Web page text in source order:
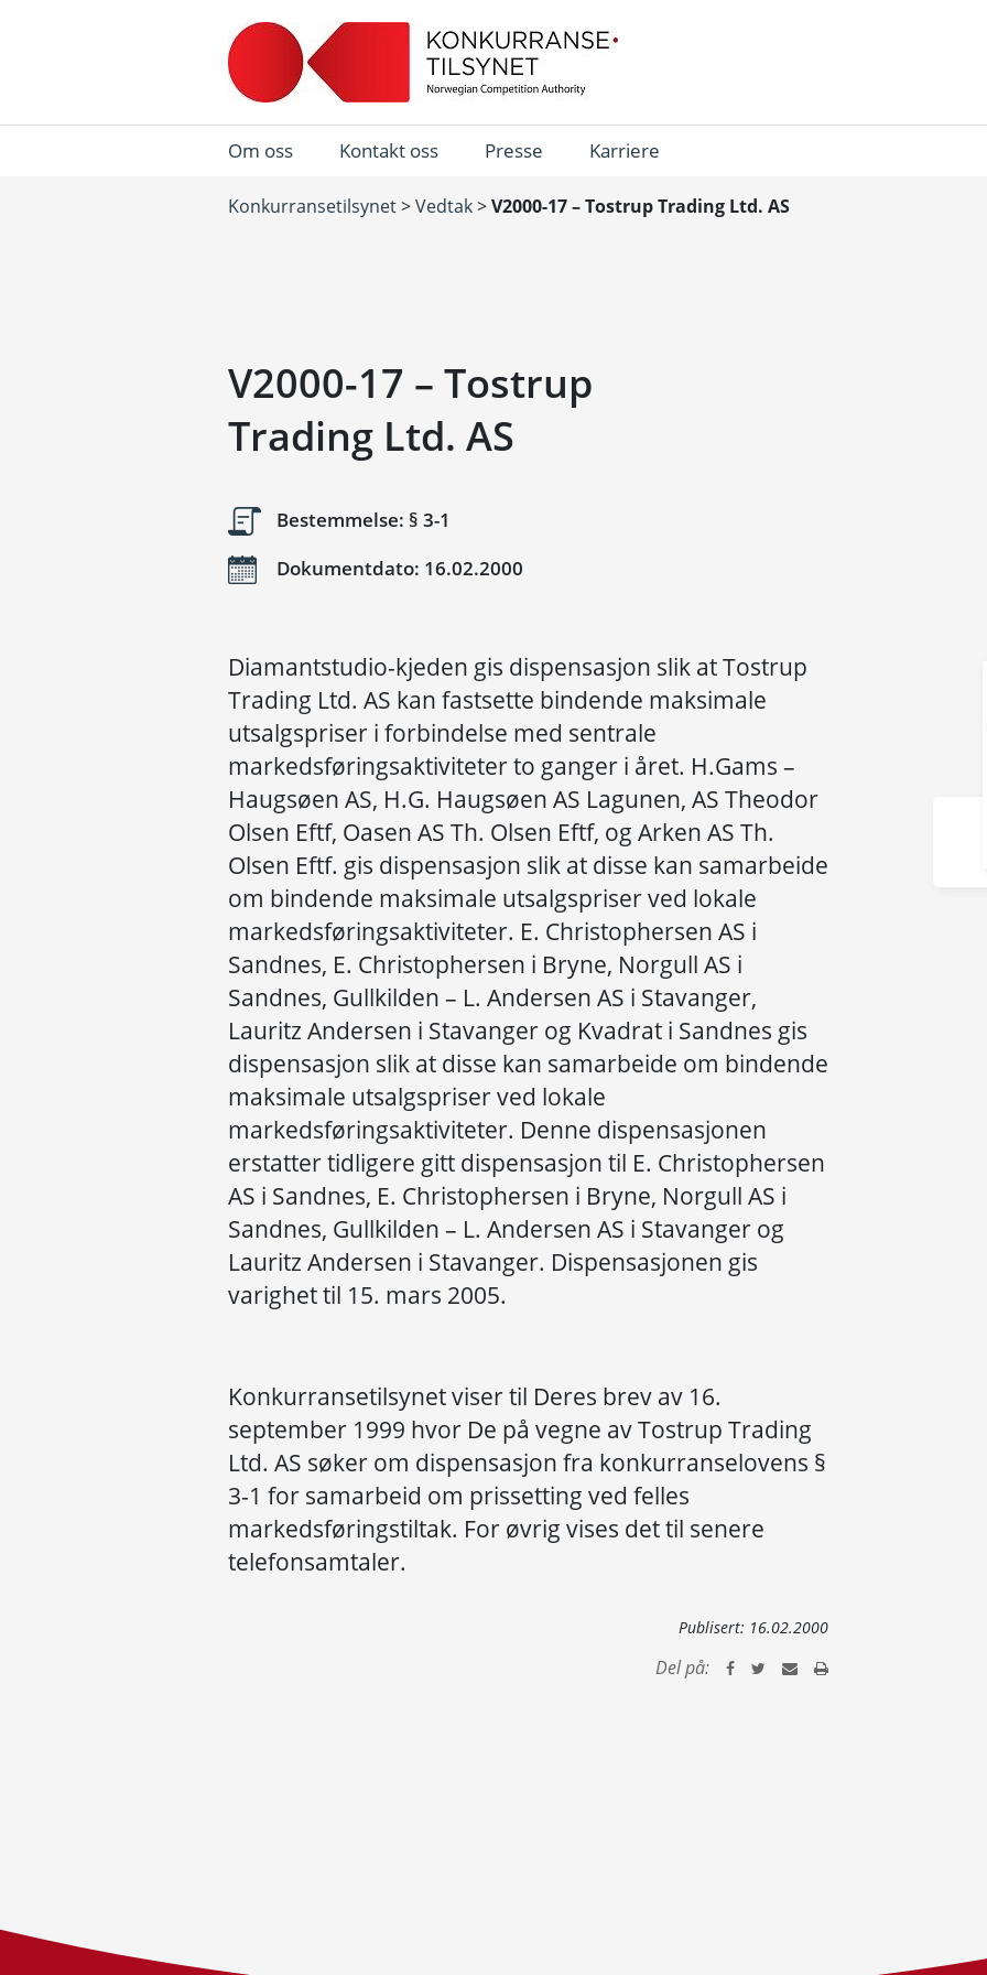
Om oss Kontakt oss Presse Karriere
Konkurransetilsynet>Vedtak>V2000-17 – Tostrup Trading Ltd. AS
V2000-17 – Tostrup
Trading Ltd. AS
Bestemmelse: § 3-1
Dokumentdato: 16.02.2000
Diamantstudio-kjeden gis dispensasjon slik at Tostrup
Trading Ltd. AS kan fastsette bindende maksimale
utsalgspriser i forbindelse med sentrale
markedsføringsaktiviteter to ganger i året. H.Gams –
Haugsøen AS, H.G. Haugsøen AS Lagunen, AS Theodor
Olsen Eftf, Oasen AS Th. Olsen Eftf, og Arken AS Th.
Olsen Eftf. gis dispensasjon slik at disse kan samarbeide
om bindende maksimale utsalgspriser ved lokale
markedsføringsaktiviteter. E. Christophersen AS i
Sandnes, E. Christophersen i Bryne, Norgull AS i
Sandnes, Gullkilden – L. Andersen AS i Stavanger,
Lauritz Andersen i Stavanger og Kvadrat i Sandnes gis
dispensasjon slik at disse kan samarbeide om bindende
maksimale utsalgspriser ved lokale
markedsføringsaktiviteter. Denne dispensasjonen
erstatter tidligere gitt dispensasjon til E. Christophersen
AS i Sandnes, E. Christophersen i Bryne, Norgull AS i
Sandnes, Gullkilden – L. Andersen AS i Stavanger og
Lauritz Andersen i Stavanger. Dispensasjonen gis
varighet til 15. mars 2005.
Konkurransetilsynet viser til Deres brev av 16.
september 1999 hvor De på vegne av Tostrup Trading
Ltd. AS søker om dispensasjon fra konkurranselovens §
3-1 for samarbeid om prissetting ved felles
markedsføringstiltak. For øvrig vises det til senere
telefonsamtaler.
Publisert: 16.02.2000
Del på: